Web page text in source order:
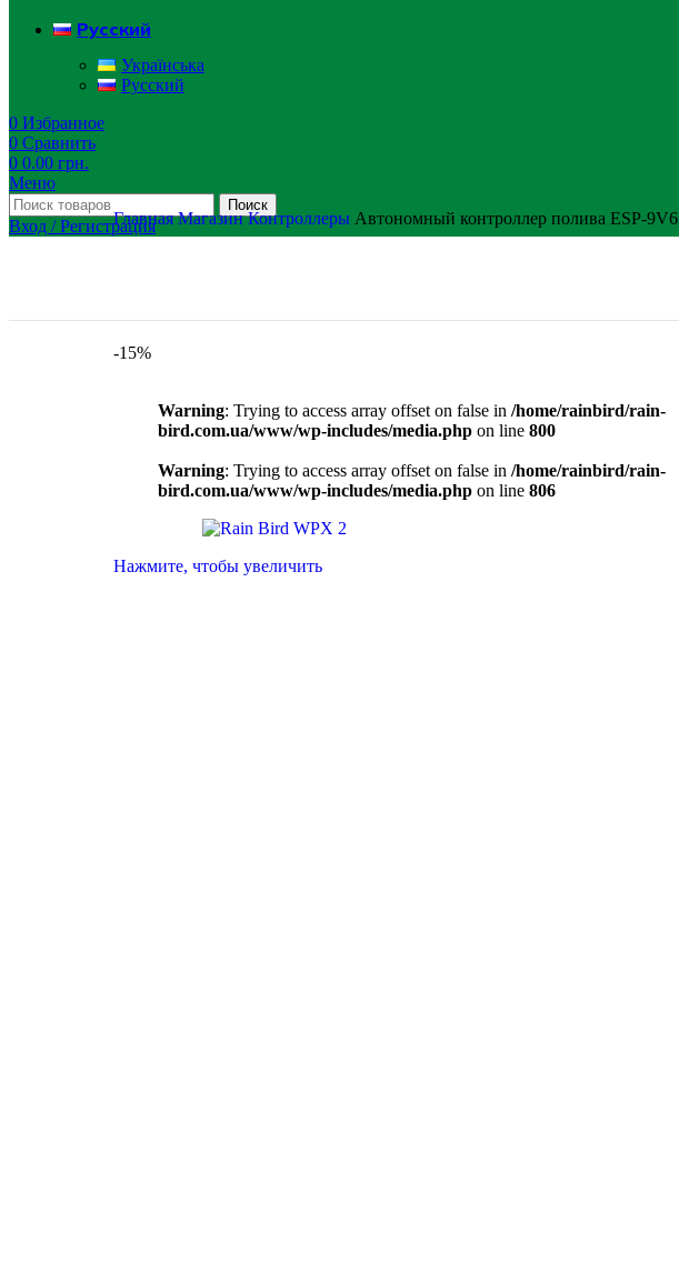
Русский
Українська
Русский
0 Избранное
0 Сравнить
0 0.00 грн.
Меню
Поиск
Вход / Регистрация
ГлавнаяМагазинКонтроллеры Автономный контроллер полива ESP-9V6
-15%
Warning: Trying to access array offset on false in /home/rainbird/rain-
bird.com.ua/www/wp-includes/media.php on line 800
Warning: Trying to access array offset on false in /home/rainbird/rain-
bird.com.ua/www/wp-includes/media.php on line 806
Нажмите, чтобы увеличить